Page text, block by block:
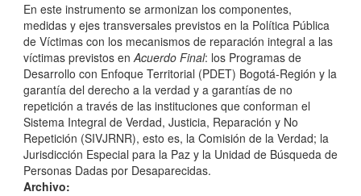
En este instrumento se armonizan los componentes,
medidas y ejes transversales previstos en la Política Pública
de Víctimas con los mecanismos de reparación integral a las
víctimas previstos enAcuerdo Final: los Programas de
Desarrollo con Enfoque Territorial (PDET) Bogotá-Región y la
garantía del derecho a la verdad y a garantías de no
repetición a través de las instituciones que conforman el
Sistema Integral de Verdad, Justicia, Reparación y No
Repetición (SIVJRNR), esto es, la Comisión de la Verdad; la
Jurisdicción Especial para la Paz y la Unidad de Búsqueda de
Personas Dadas por Desaparecidas.
Archivo